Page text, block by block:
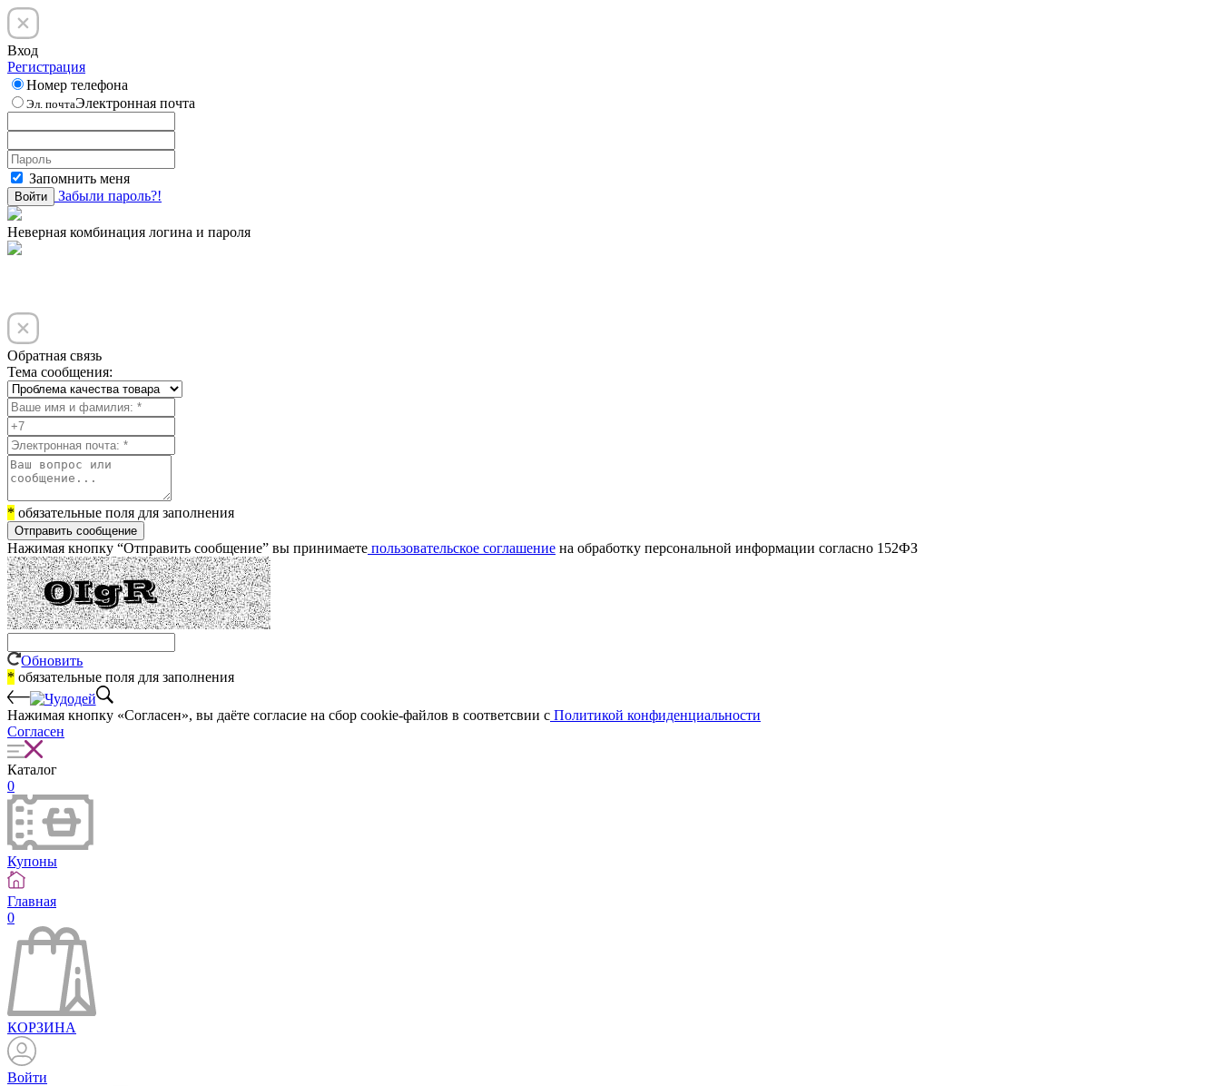
Вход
Регистрация
Номер телефона
Эл. почтаЭлектронная почта
Запомнить меня
Войти Забыли пароль?!
Неверная комбинация логина и пароля
Обратная связь
Тема сообщения:
* обязательные поля для заполнения
Отправить сообщение
Нажимая кнопку “Отправить сообщение” вы принимаете пользовательское соглашение на обработку персональной информации согласно 152ФЗ
Обновить
* обязательные поля для заполнения
Нажимая кнопку «Согласен», вы даёте cогласие на сбор cookie-файлов в соответсвии с Политикой конфиденциальности
Согласен
Каталог
0
Купоны
Главная
0
КОРЗИНА
Войти